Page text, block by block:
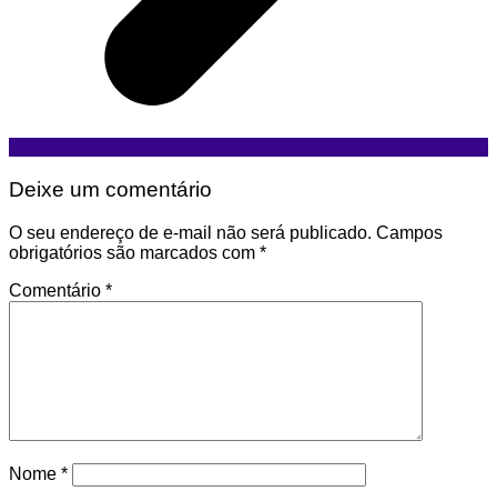
Deixe um comentário
O seu endereço de e-mail não será publicado. Campos
obrigatórios são marcados com *
Comentário *
Nome *